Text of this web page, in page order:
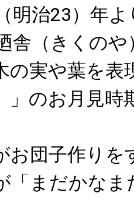
明治23）年
舎（きくの
の実や葉を表
」のお月見
お団子作り
「まだかな